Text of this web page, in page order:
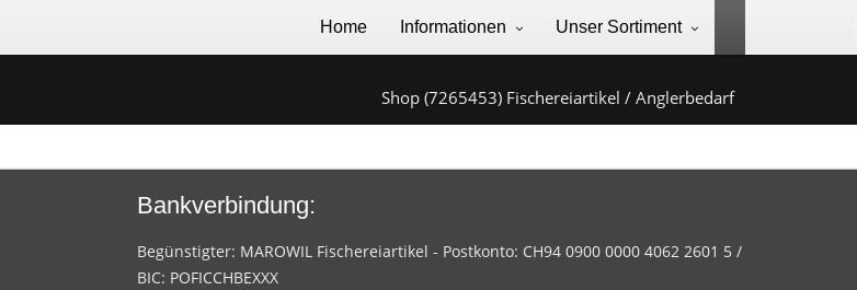
Home Informationen Unser Sortiment
Shop (7265453) Fischereiartikel / Anglerbedarf
Bankverbindung:
Begünstigter: MAROWIL Fischereiartikel - Postkonto: CH94 0900 0000 4062 2601 5 /
BIC: POFICCHBEXXX